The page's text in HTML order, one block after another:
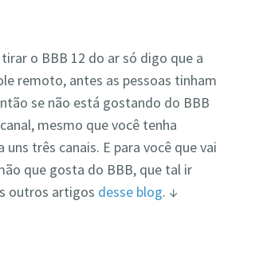
o BBB 12 do ar só digo que a
remoto, antes as pessoas tinham
se não está gostando do BBB
mesmo que você tenha
três canais. E para você que vai
que gosta do BBB, que tal ir
outros artigos desse blog. ↓